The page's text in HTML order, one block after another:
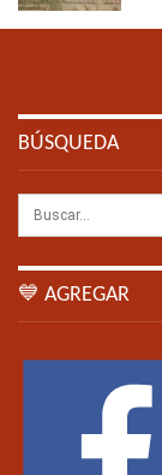
BÚSQUEDA
💙 AGREGAR